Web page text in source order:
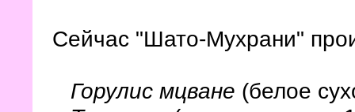
Сейчас "Шато-Мухрани"
Горулис мцване (белое